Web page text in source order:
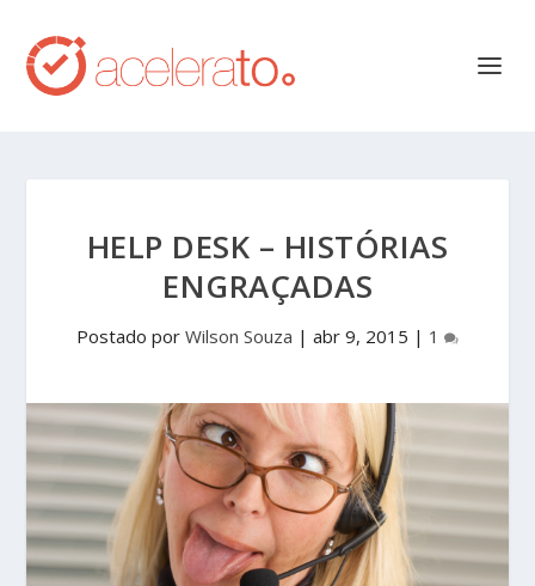
HELP DESK – HISTÓRIAS
ENGRAÇADAS
Postado por Wilson Souza | abr 9, 2015 | 1